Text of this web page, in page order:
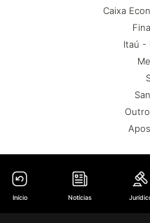
Caixa
Itaú -
Início Notícias